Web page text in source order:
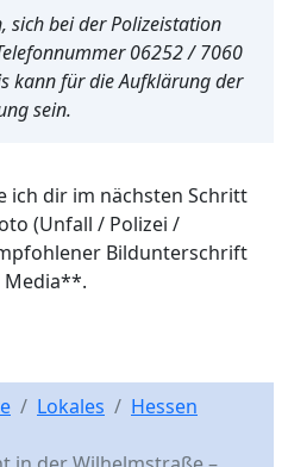
sich bei der Polizeistation
06252 / 7060
kann für die Aufklärung der
sein.
ich dir im nächsten Schritt
(Unfall / Polizei /
Bildunterschrift
Media**.
Hoher Sachschaden durch
Einbruch in
Lokales
Hessen